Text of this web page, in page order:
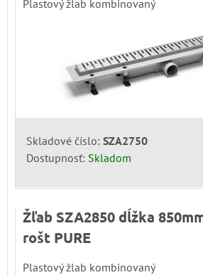
Plastový žlab kombinovaný
Skladové číslo: SZA2750
Dostupnosť: Skladom
Žľab SZA2850 dĺžka
rošt PURE
Plastový žlab kombinovaný